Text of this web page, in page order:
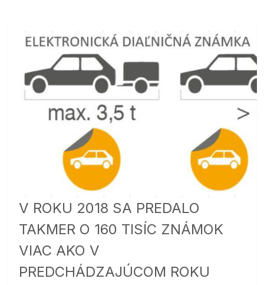
V ROKU 2018 SA PREDALO
TAKMER O 160 TISÍC ZNÁMOK
VIAC AKO V
PREDCHÁDZAJÚCOM ROKU